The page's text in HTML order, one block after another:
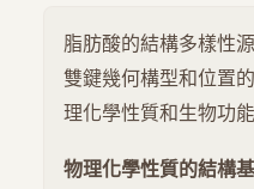
脂肪酸的結構多樣性
雙鍵幾何構型和位置
理化學性質和生物功能
物理化學性質的結構